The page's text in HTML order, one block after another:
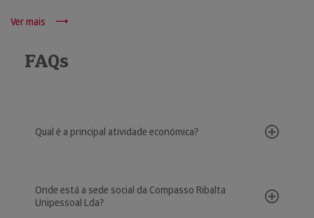
Ver mais
FAQs
Qual é a principal atividade económica?
Onde está a sede social da Compasso Ribalta
Unipessoal Lda?